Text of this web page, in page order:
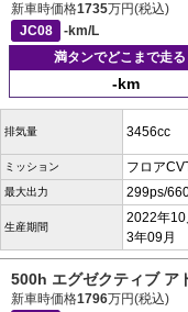
新車時価格1735万円(税込)
JC08
-km/L
満タンでどこまで走る
-km
排気量 3456cc
ミッション フロア
最大出力 299ps/
生産期間
2022年
3年09月
500h エグゼクティブ ア
新車時価格1796万円(税込)